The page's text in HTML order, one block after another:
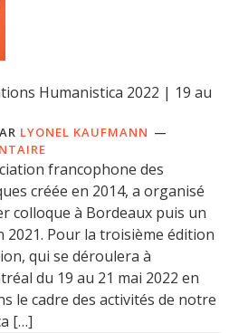
Humanistica 2022 | 19 au
LYONEL KAUFMANN
francophone des
créée en 2014, a organisé
colloque à Bordeaux puis un
2021. Pour la troisième édition
qui se déroulera à
du 19 au 21 mai 2022 en
le cadre des activités de notre
[…]